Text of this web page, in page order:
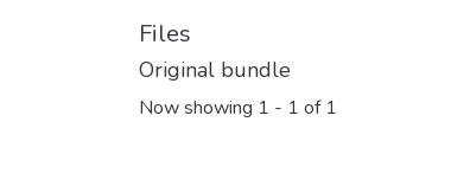
Files
Original bundle
Now showing 1 - 1 of 1